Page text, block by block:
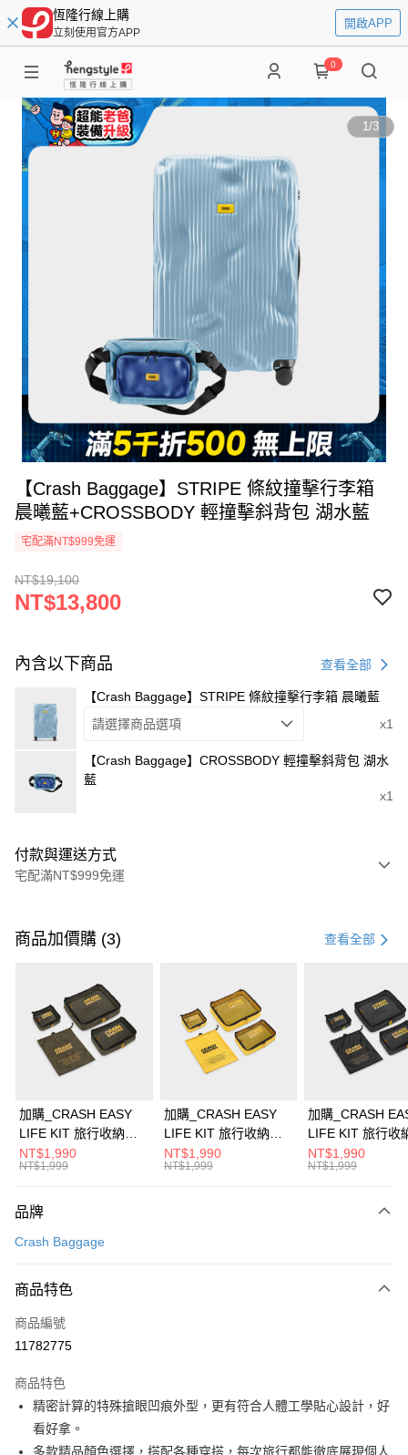
恆隆行線上購
立刻使用官方APP
開啟APP
0
1/3
【Crash Baggage】STRIPE 條紋撞擊行李箱
晨曦藍+CROSSBODY 輕撞擊斜背包 湖水藍
宅配滿NT$999免運
NT$19,100
NT$13,800
內含以下商品 查看全部
【Crash Baggage】STRIPE 條紋撞擊行李箱 晨曦藍
請選擇商品選項
x1
【Crash Baggage】CROSSBODY 輕撞擊斜背包 湖水
藍
x1
付款與運送方式
宅配滿NT$999免運
信用卡一次付款
3 期 0 利率 每期 21家銀行
合作金庫商業銀行
第一商業銀行
華南商業銀行
彰化商業銀行
上海商業儲蓄銀行
台北富邦商業銀行
臺灣中小企業銀行
匯豐（台灣）商業銀行
華泰商業銀行
聯邦商業銀行
遠東國際商業銀行
元大商業銀行
台灣樂天信用卡公司
6 期 0 利率 每期 NT$2,300 21家銀行
合作金庫商業銀行
第一商業銀行
華南商業銀行
國泰世華商業銀行
兆豐國際商業銀行
臺灣中小企業銀行
台中商業銀行
匯豐（台灣）商業銀行
華泰商業銀行
聯邦商業銀行
玉山商業銀行
台灣樂天信用卡公司
即享券
Apple Pay
街口支付
每筆NT$100，滿NT$999(含以上)免運費
商品加價購 (3) 查看全部
加購_CRASH EASY
LIFE KIT 旅行收納組 -
軍綠
NT$1,990
NT$1,999
加購_CRASH EASY
LIFE KIT 旅行收納組 -
經典黃
NT$1,990
NT$1,999
加購_CRASH
LIFE KIT 旅行收
經典黑
NT$1,990
NT$1,999
品牌
Crash Baggage
商品特色
商品編號
11782775
商品特色
精密計算的特殊搶眼凹痕外型，更有符合人體工學貼心設計，好
看好拿。
多款精品顏色選擇，搭配各種穿搭，每次旅行都能徹底展現個人